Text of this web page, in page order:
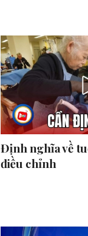
Định nghĩa về
điều chỉnh